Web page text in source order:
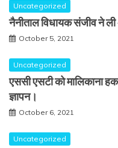
Uncategorized
नैनीताल विधायक संजीव ने
October 5, 2021
Uncategorized
एससी एसटी को मालिकाना
ज्ञापन।
October 6, 2021
Uncategorized